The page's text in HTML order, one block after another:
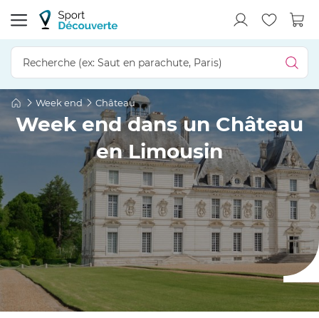
Week end Château
Week end dans un Château
en Limousin